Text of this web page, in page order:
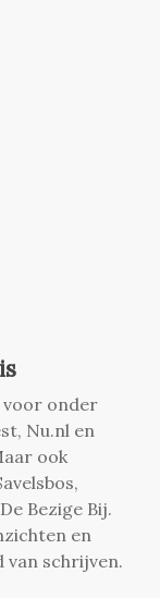
voor onder
Nu.nl en
ook
Bezige Bij.
en
van schrijven.